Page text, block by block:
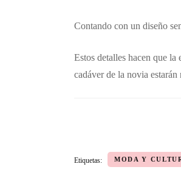
Contando con un diseño
Estos detalles hacen que
cadáver de la novia
Etiquetas: MODA Y